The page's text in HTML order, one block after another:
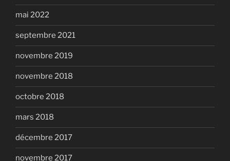
mai 2022
septembre 2021
novembre 2019
novembre 2018
octobre 2018
mars 2018
décembre 2017
novembre 2017